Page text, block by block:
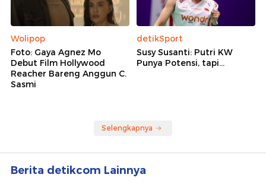
Wolipop
Foto: Gaya Agnez Mo
Debut Film Hollywood
Reacher Bareng Anggun C.
Sasmi
detikSport
Susy Susanti: Putri KW
Punya Potensi, tapi...
Selengkapnya
Berita detikcom Lainnya